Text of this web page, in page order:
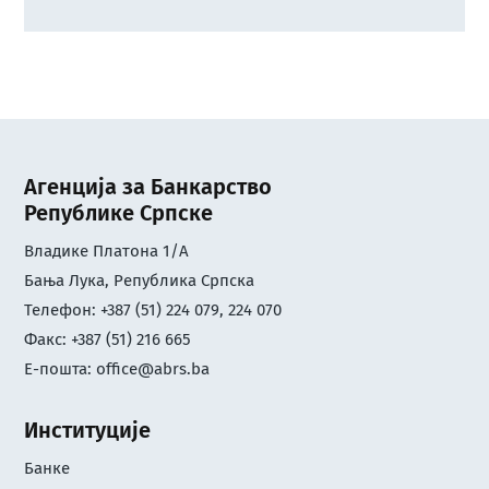
Агенција за Банкарство
Републике Српске
Владике Платона 1/А
Бања Лука, Република Српска
Телефон: +387 (51) 224 079, 224 070
Факс: +387 (51) 216 665
Е-пошта: office@abrs.ba
Институције
Банке